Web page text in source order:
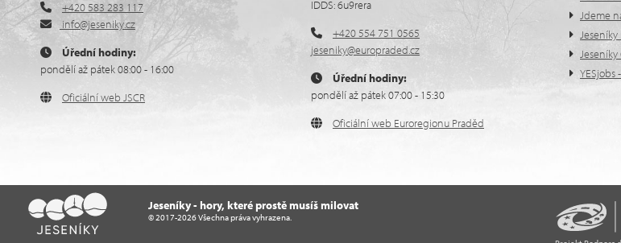
+420 583 283 117
info@jeseniky.cz
Úřední hodiny:
pondělí až pátek 08:00 - 16:00
Oficiální web JSCR
IDDS: 6u9rera
+420 554 751 0565
jeseniky@europraded.cz
Úřední hodiny:
pondělí až pátek 07:00 - 15:30
Oficiální web Euroregionu Praděd
Jdeme
YESjobs
Jeseníky - hory, které prostě musíš milovat
© 2017-2026 Všechna práva vyhrazena.